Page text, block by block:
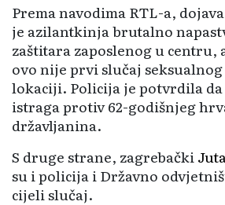
Prema navodima RTL-a,
je azilantkinja brutalno
zaštitara zaposlenog u centru,
ovo nije prvi slučaj
lokaciji. Policija je potvrdila
istraga protiv 62-godišnjeg
državljanina.
S druge strane, zagrebački
su i policija i Državno
cijeli slučaj.